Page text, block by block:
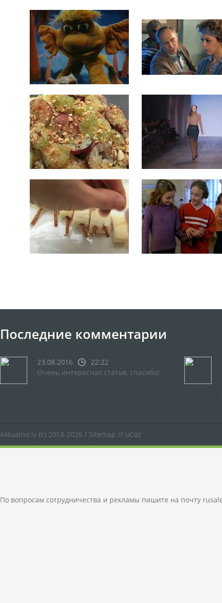
Последние комментарии
23.08.2016
22:22
Очень интересная статья, спасибо!
Aktualno.lv (c) 2013-2026 / Sitemap // uCoz
По вопросам сотрудничества и рекламы пишите на почту